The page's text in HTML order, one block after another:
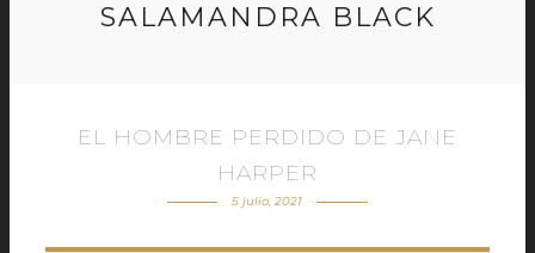
SALAMANDRA BLACK
EL HOMBRE PERDIDO DE JANE
HARPER
5 julio, 2021